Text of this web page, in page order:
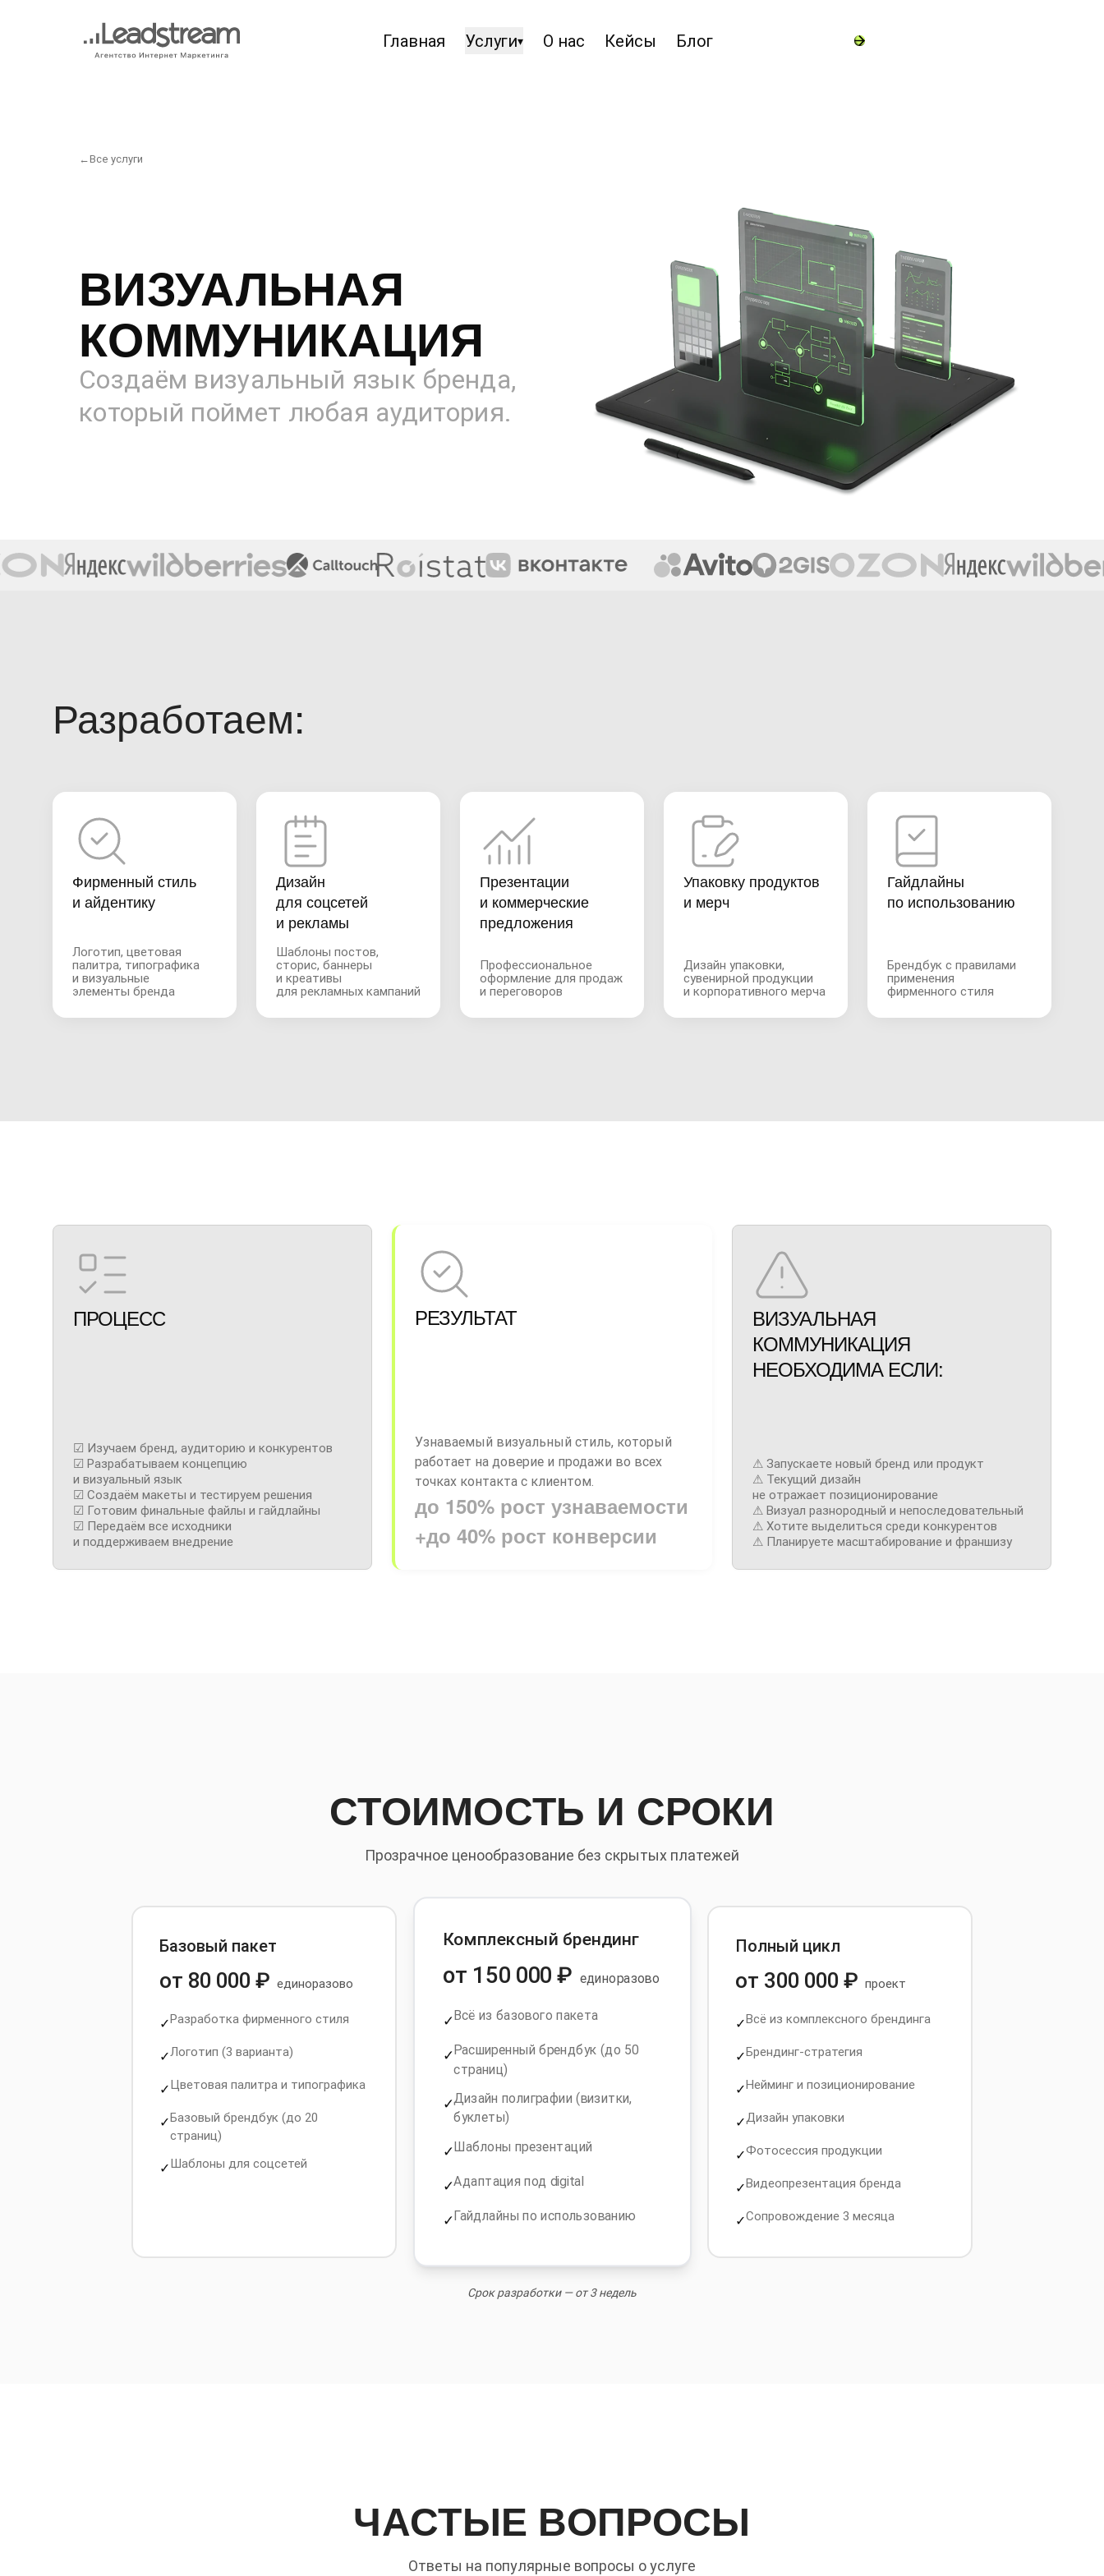
Главная Услуги▾
SEO-Аудит
GEO-Оптимизация
Визуальная коммуникация
О нас Кейсы Блог
←Все услуги
ВИЗУАЛЬНАЯ
КОММУНИКАЦИЯ
Создаём визуальный язык бренда,
который поймет любая аудитория.
Разработаем:
Фирменный стиль
и айдентику
Логотип, цветовая
палитра, типографика
и визуальные
элементы бренда
Дизайн
для соцсетей
и рекламы
Шаблоны постов,
сторис, баннеры
и креативы
для рекламных кампаний
Презентации
и коммерческие
предложения
Профессиональное
оформление для продаж
и переговоров
Упаковку продуктов
и мерч
Дизайн упаковки,
сувенирной продукции
и корпоративного мерча
Гайдлайны
по использованию
Брендбук с правилами
применения
фирменного стиля
ПРОЦЕСС
☑ Изучаем бренд, аудиторию и конкурентов
☑ Разрабатываем концепцию
и визуальный язык
☑ Создаём макеты и тестируем решения
☑ Готовим финальные файлы и гайдлайны
☑ Передаём все исходники
и поддерживаем внедрение
РЕЗУЛЬТАТ
Узнаваемый визуальный стиль, который
работает на доверие и продажи во всех
точках контакта с клиентом.
до 150% рост узнаваемости
+до 40% рост конверсии
ВИЗУАЛЬНАЯ
КОММУНИКАЦИЯ
НЕОБХОДИМА ЕСЛИ:
⚠︎ Запускаете новый бренд или продукт
⚠︎ Текущий дизайн
не отражает позиционирование
⚠︎ Визуал разнородный и непоследовательный
⚠︎ Хотите выделиться среди конкурентов
⚠︎ Планируете масштабирование и франшизу
СТОИМОСТЬ И СРОКИ
Прозрачное ценообразование без скрытых платежей
Базовый пакет
от 80 000 ₽ единоразово
✓Разработка фирменного стиля
✓Логотип (3 варианта)
✓Цветовая палитра и типографика
✓Базовый брендбук (до 20
страниц)
✓Шаблоны для соцсетей
Комплексный брендинг
от 150 000 ₽ единоразово
✓Всё из базового пакета
✓Расширенный брендбук (до 50
страниц)
✓Дизайн полиграфии (визитки,
буклеты)
✓Шаблоны презентаций
✓Адаптация под digital
✓Гайдлайны по использованию
Полный цикл
от 300 000 ₽ проект
✓Всё из комплексного брендинга
✓Брендинг-стратегия
✓Нейминг и позиционирование
✓Дизайн упаковки
✓Фотосессия продукции
✓Видеопрезентация бренда
✓Сопровождение 3 месяца
Срок разработки — от 3 недель
ЧАСТЫЕ ВОПРОСЫ
Ответы на популярные вопросы о услуге